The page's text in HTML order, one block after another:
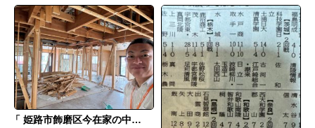
姫路市飾磨区今在家の中古住宅解体中